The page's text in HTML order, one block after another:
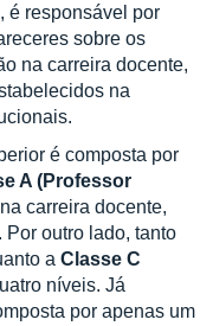
é responsável por
sobre os
na carreira docente,
na
é composta por
A (Professor
carreira docente,
outro lado, tanto
a Classe C
níveis. Já
por apenas um